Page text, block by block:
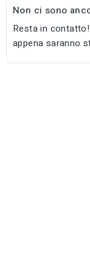
Non ci sono
Resta in
appena saranno